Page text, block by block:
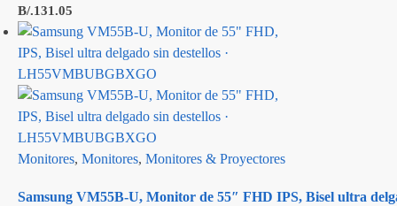
B/.131.05
Monitores, Monitores, Monitores & Proyectores
Samsung VM55B-U, Monitor de 55″ FHD IPS, Bisel ultra